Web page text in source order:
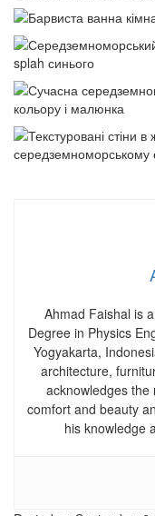
Ahmad Faishal is
Degree in Physics
Yogyakarta,
architecture,
acknowledges the
comfort and beauty
his knowledge